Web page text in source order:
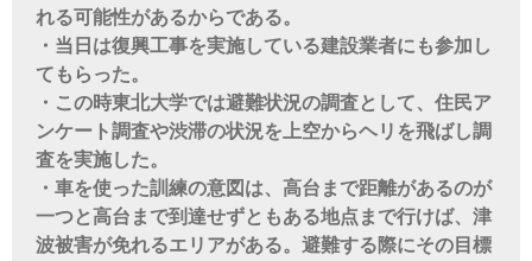
れる可能性があるからである。
・当日は復興工事を実施している建設業者にも参加し
てもらった。
・この時東北大学では避難状況の調査として、住民ア
ンケート調査や渋滞の状況を上空からヘリを飛ばし調
査を実施した。
・車を使った訓練の意図は、高台まで距離があるのが
一つと高台まで到達せずともある地点まで行けば、津
波被害が免れるエリアがある。避難する際にその目標